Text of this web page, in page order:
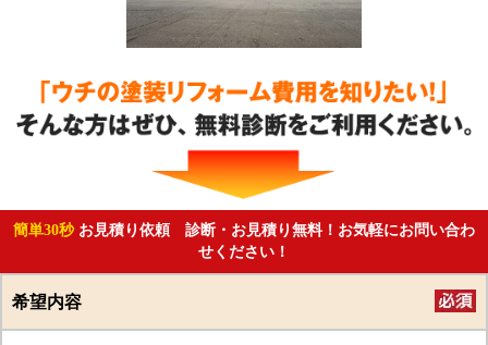
簡単30秒 お見積り依頼 診断・お見積り無料！お気軽にお問い合わ
せください！
希望内容